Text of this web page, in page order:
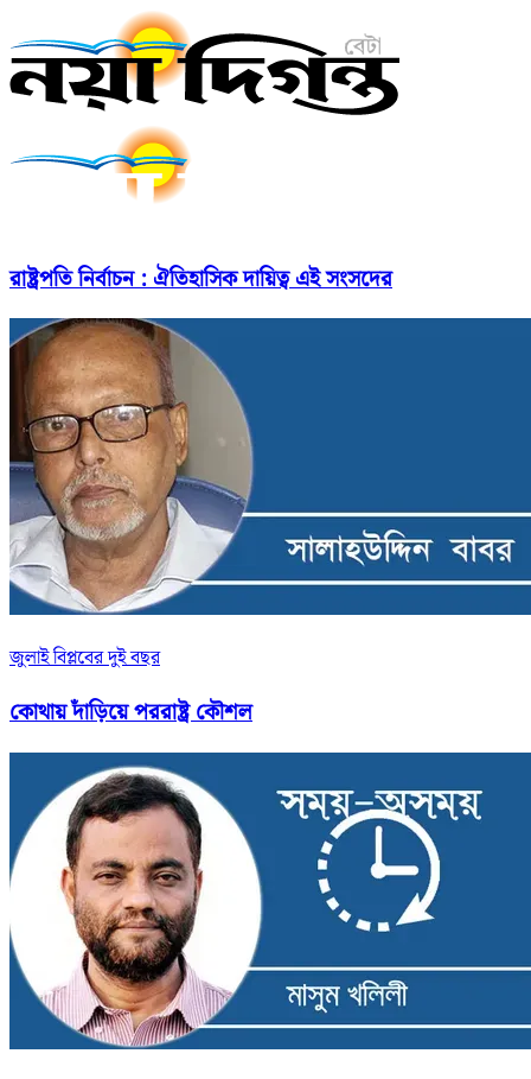
রাষ্ট্রপতি নির্বাচন : ঐতিহাসিক দায়িত্ব এই সংসদের
জুলাই বিপ্লবের দুই বছর
কোথায় দাঁড়িয়ে পররাষ্ট্র কৌশল